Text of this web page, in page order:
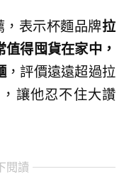
表示杯麵品牌拉
得囤貨在家中，
，評價遠遠超過拉
讓他忍不住大讚
閱讀